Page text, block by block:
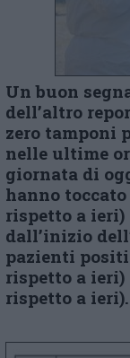
Un buon
dell’altro
zero tamponi
nelle ultime
giornata di
hanno
rispetto a ieri)
dall’inizio
pazienti
rispetto a ieri)
rispetto a ieri).